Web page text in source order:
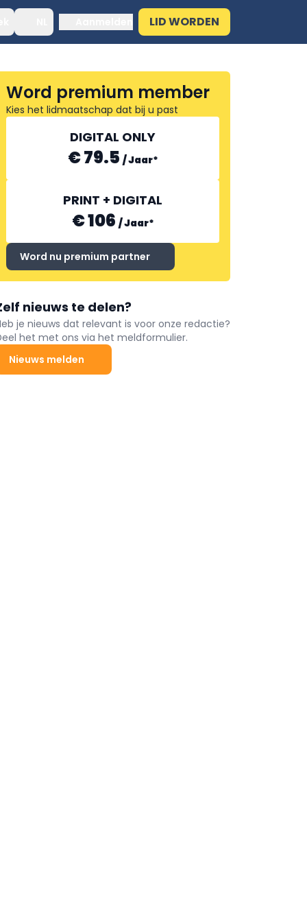
LID WORDEN
Word premium member
Kies het lidmaatschap dat bij u past
DIGITAL ONLY
€ 79.5 /Jaar*
PRINT + DIGITAL
€ 106 /Jaar*
Word nu premium partner
nieuws te delen?
je nieuws dat relevant is voor onze redactie?
het met ons via het meldformulier.
Nieuws melden